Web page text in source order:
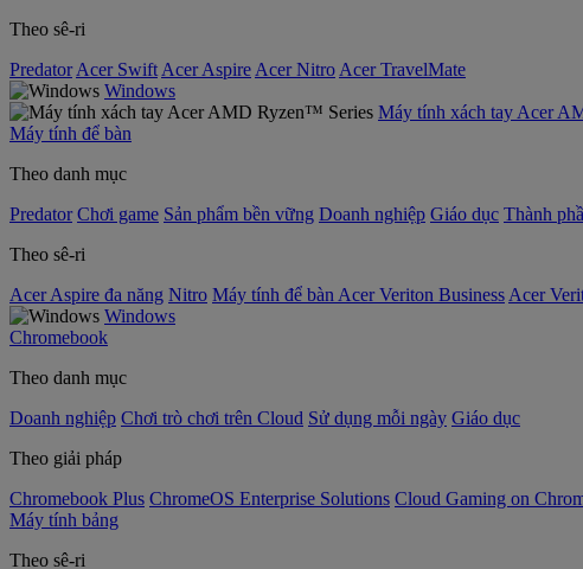
Theo sê-ri
Predator Acer Swift Acer Aspire Acer Nitro Acer TravelMate
Windows
Máy tính xách tay Acer
Máy tính để bàn
Theo danh mục
Predator Chơi game Sản phẩm bền vững Doanh nghiệp Giáo dục Thành
Theo sê-ri
Acer Aspire đa năng Nitro Máy tính để bàn Acer Veriton Business Acer
Windows
Chromebook
Theo danh mục
Doanh nghiệp Chơi trò chơi trên Cloud Sử dụng mỗi ngày Giáo dục
Theo giải pháp
Chromebook Plus ChromeOS Enterprise Solutions Cloud Gaming on
Máy tính bảng
Theo sê-ri